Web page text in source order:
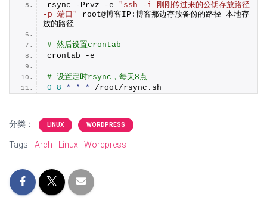
rsync -Prvz -e "ssh -i 刚刚传过来的公钥存放路径
-p 端口"
root@博客IP:博客那边存放备份的路径 本地存
放的路径
# 然后设置crontab
crontab -e
# 设置定时rsync，每天8点
0 8 * * * /root/rsync. sh
分类： LINUX WORDPRESS
Tags: Arch Linux Wordpress